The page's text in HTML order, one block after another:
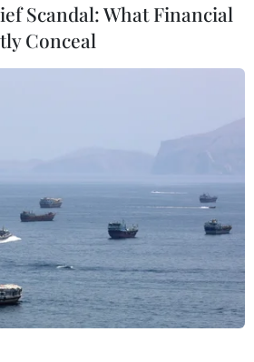
Scandal: What Financial
Conceal